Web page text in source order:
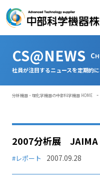
CS@NEWS C
社員が注目するニュースを定期的に
分析機器・理化学機器の中部科学機器 HOME -
2007分析展 JAIMA
#レポート 2007.09.28